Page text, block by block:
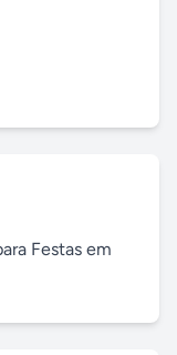
Festas em